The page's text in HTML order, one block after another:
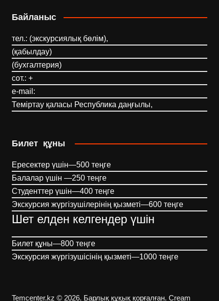
Байланыс
тел.: (экскурсиялық бөлім),
(қабылдау)
(бухгалтерия)
сот.: +
e-mail:
Теміртау қаласы Республика даңғылы,
Билет құны
Ересектер үшін—500 теңге
Балалар үшін —250 теңге
Студенттер үшін—400 теңге
Экскурсия жүргізушілерінің қызметі—600 теңге
Шет елден келгендер үшін
Билет құны—800 теңге
Экскурсия жүргізушісінің қызметі—1000 теңге
Temcenter.kz © 2026. Барлық құқық қорғалған. Cream